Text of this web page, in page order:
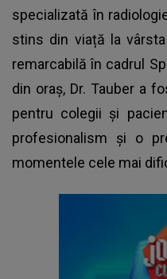
specializată în
stins din viață la
remarcabilă în cadrul
din oraș, Dr. Tauber a
pentru colegii și
profesionalism și o
momentele cele mai